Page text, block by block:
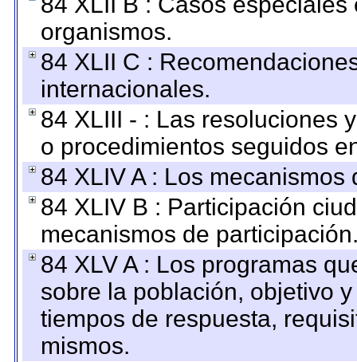
organismos.
84 XLII C :
internacionales.
84 XLIII - : Las resoluciones
o procedimientos seguidos
84 XLIV A : Los
84 XLIV B : Participación
mecanismos de
84 XLV A : Los programas
sobre la población, objetivo
tiempos de respuesta,
mismos.